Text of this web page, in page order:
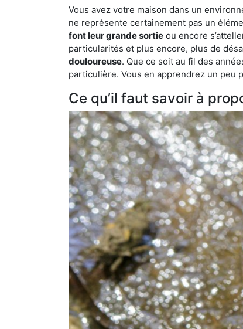
Vous avez votre maison dans un
ne représente certainement pas un
font leur grande sortie ou encore
particularités et plus encore, plus de
douloureuse. Que ce soit au fil des
particulière. Vous en apprendrez un peu
Ce qu’il faut savoir à